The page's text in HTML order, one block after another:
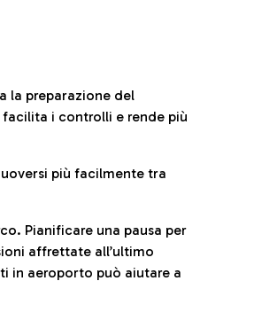
la preparazione del
i controlli e rende più
più facilmente tra
Pianificare una pausa per
affrettate all’ultimo
in aeroporto può aiutare a